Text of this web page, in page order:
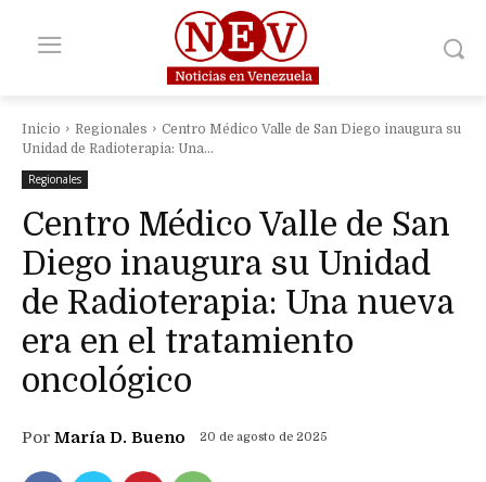
Inicio Regionales
Centro Médico Valle de San Diego inaugura su
Unidad de Radioterapia: Una...
Regionales
Centro Médico Valle de San
Diego inaugura su Unidad
de Radioterapia: Una nueva
era en el tratamiento
oncológico
Por María D. Bueno 20 de agosto de 2025